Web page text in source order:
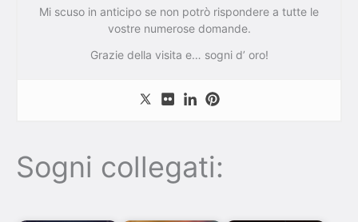
Mi scuso in anticipo se non potrò rispondere a tutte le
vostre numerose domande.
Grazie della visita e… sogni d’ oro!
Sogni collegati: